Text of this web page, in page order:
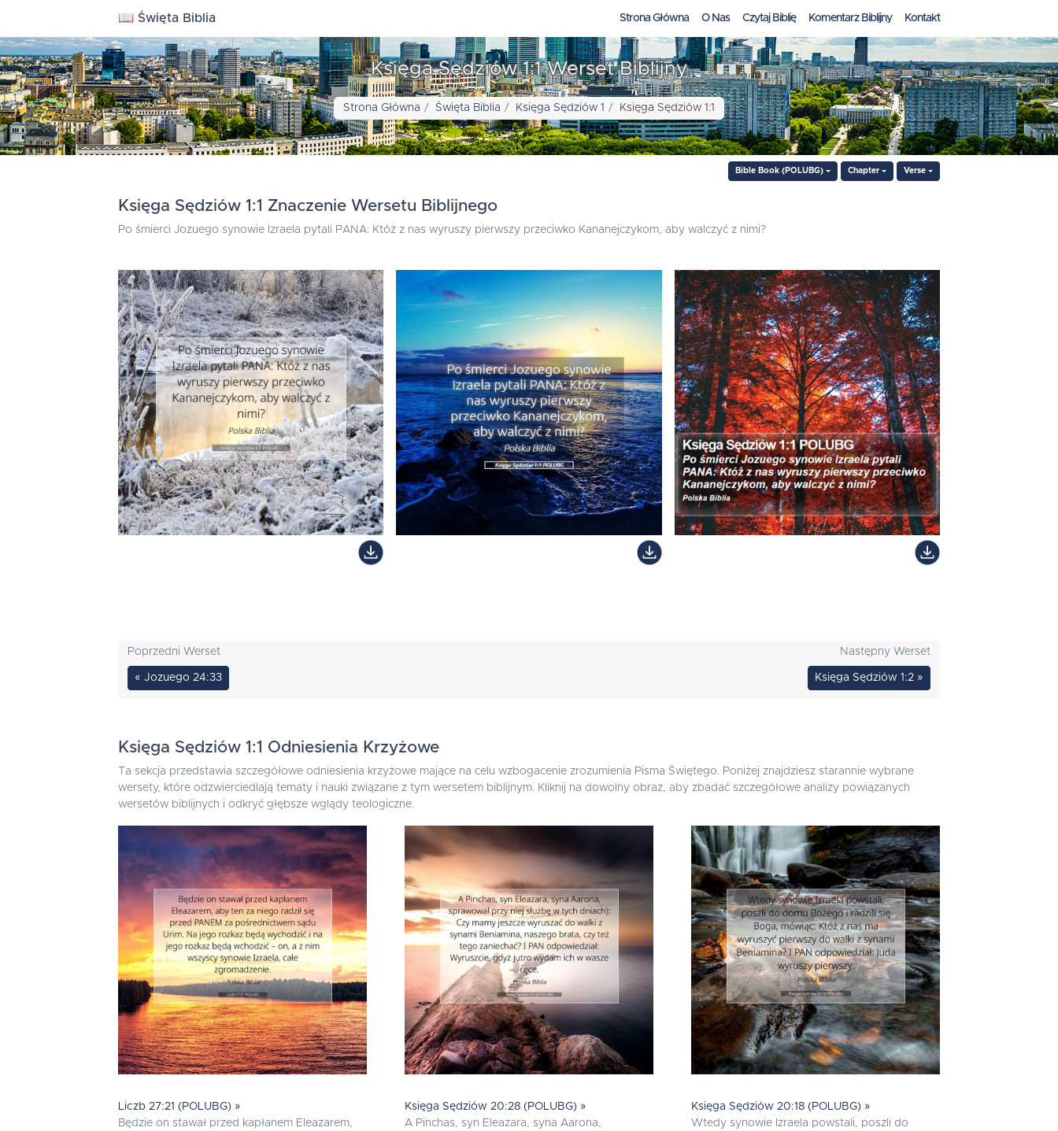
📖 Święta Biblia Strona Główna O Nas Czytaj Biblię Komentarz Biblijny Kontakt
Księga Sędziów 1:1 Werset Biblijny
Strona Główna Święta Biblia Księga Sędziów 1 Księga Sędziów 1:1
Bible Book (POLUBG) Chapter Verse
Księga Sędziów 1:1 Znaczenie Wersetu Biblijnego
Po śmierci Jozuego synowie Izraela pytali PANA: Któż z nas wyruszy pierwszy przeciwko Kananejczykom, aby walczyć z nimi?
Poprzedni Werset
« Jozuego 24:33
Następny Werset
Księga Sędziów 1:2 »
Księga Sędziów 1:1 Odniesienia Krzyżowe
Ta sekcja przedstawia szczegółowe odniesienia krzyżowe mające na celu wzbogacenie zrozumienia Pisma Świętego. Poniżej znajdziesz starannie wybrane
wersety, które odzwierciedlają tematy i nauki związane z tym wersetem biblijnym. Kliknij na dowolny obraz, aby zbadać szczegółowe analizy powiązanych
wersetów biblijnych i odkryć głębsze wglądy teologiczne.
Liczb 27:21 (POLUBG) »
Będzie on stawał przed kapłanem Eleazarem,
Księga Sędziów 20:28 (POLUBG) »
A Pinchas, syn Eleazara, syna Aarona,
Księga Sędziów 20:18 (POLUBG) »
Wtedy synowie Izraela powstali, poszli do